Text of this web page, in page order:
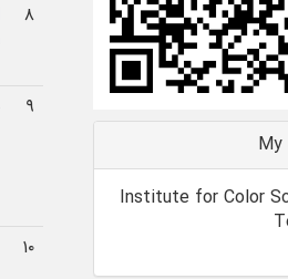
Institute for Color
۸
۹
۱۰